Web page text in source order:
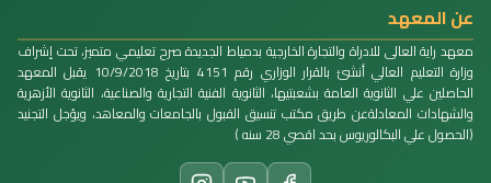
عن المعهد
معهد راية العالى للادراة والتجارة الخارجية بدمياط الجديدة صرح تعليمي متميز، تحت إشراف
وزارة التعليم العالي أنشئ بالقرار الوزاري رقم 4151 بتاريخ 10/9/2018 يقبل المعهد
الحاصلين علي الثانوية العامة بشعبتيها، الثانوية الفنية التجارية والصناعية، الثانوية الأزهرية
والشهادات المعادلةعن طريق مكتب تنسيق القبول بالجامعات والمعاهد، ويؤجل التجنيد
(الحصول علي البكالوريوس بحد اقصي 28 سنه )